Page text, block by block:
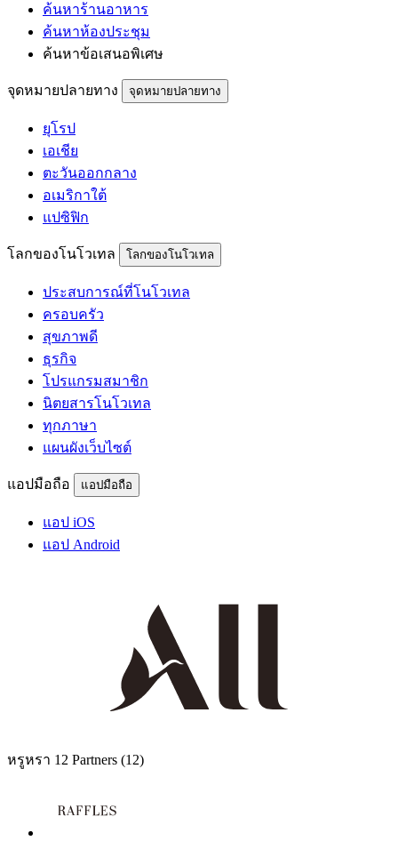
ค้นหาร้านอาหาร
ค้นหาห้องประชุม
ค้นหาข้อเสนอพิเศษ
จุดหมายปลายทาง จุดหมายปลายทาง
ยุโรป
เอเชีย
ตะวันออกกลาง
อเมริกาใต้
แปซิฟิก
โลกของโนโวเทล โลกของโนโวเทล
ประสบการณ์ที่โนโวเทล
ครอบครัว
สุขภาพดี
ธุรกิจ
โปรแกรมสมาชิก
นิตยสารโนโวเทล
ทุกภาษา
แผนผังเว็บไซต์
แอปมือถือ แอปมือถือ
แอป iOS
แอป Android
หรูหรา 12 Partners (12)